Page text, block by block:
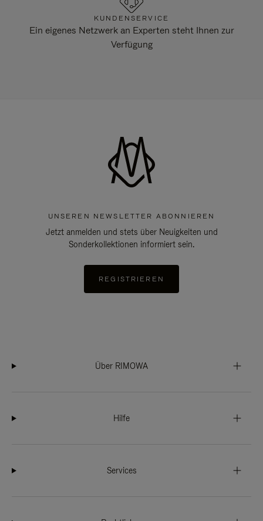
KUNDENSERVICE
Ein eigenes Netzwerk an Experten steht Ihnen zur
Verfügung
UNSEREN NEWSLETTER ABONNIEREN
Jetzt anmelden und stets über Neuigkeiten und
Sonderkollektionen informiert sein.
REGISTRIEREN
Über RIMOWA
Hilfe
Services